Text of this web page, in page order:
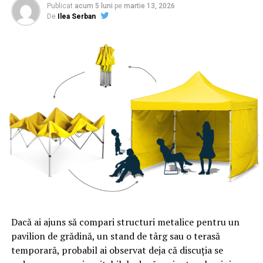
kilometri pe an”.
ATENȚIE șoferi! Se închide o AUTOSTRADĂ | Sibiul de AZI
Toţi comercianţii ar putea fi OBLIGAȚI să aibă aceste
produse în magazine | Sibiul de AZI
Publicat acum 5 luni pe martie 13, 2026
De
Ilea Serban
Dacă ai ajuns să compari structuri metalice pentru un
pavilion de grădină, un stand de târg sau o terasă
temporară, probabil ai observat deja că discuția se